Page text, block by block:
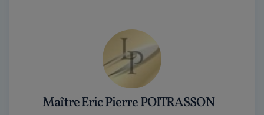
Maître Eric Pierre POITRASSON